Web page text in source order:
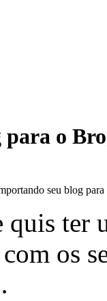
para o
seu blog
quis ter
os